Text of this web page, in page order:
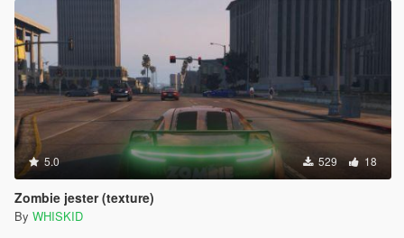
5.0 529 18
Zombie jester (texture)
By WHISKID